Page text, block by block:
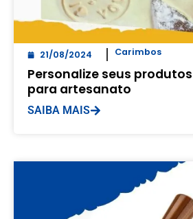
21/08/2024 Carimbos
Personalize seus
para artesanato
SAIBA MAIS